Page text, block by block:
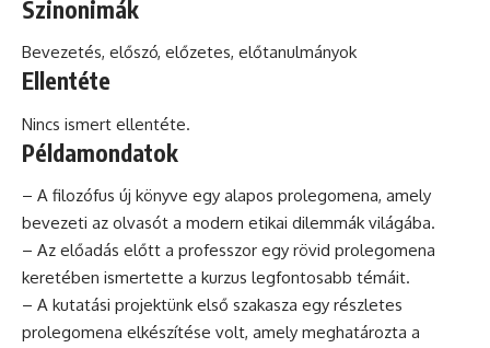
Szinonimák
Bevezetés, előszó, előzetes, előtanulmányok
Ellentéte
Nincs ismert ellentéte.
Példamondatok
– A filozófus új könyve egy alapos prolegomena, amely
bevezeti az olvasót a modern etikai dilemmák világába.
– Az előadás előtt a professzor egy rövid prolegomena
keretében ismertette a kurzus legfontosabb témáit.
– A kutatási projektünk első szakasza egy részletes
prolegomena elkészítése volt, amely meghatározta a